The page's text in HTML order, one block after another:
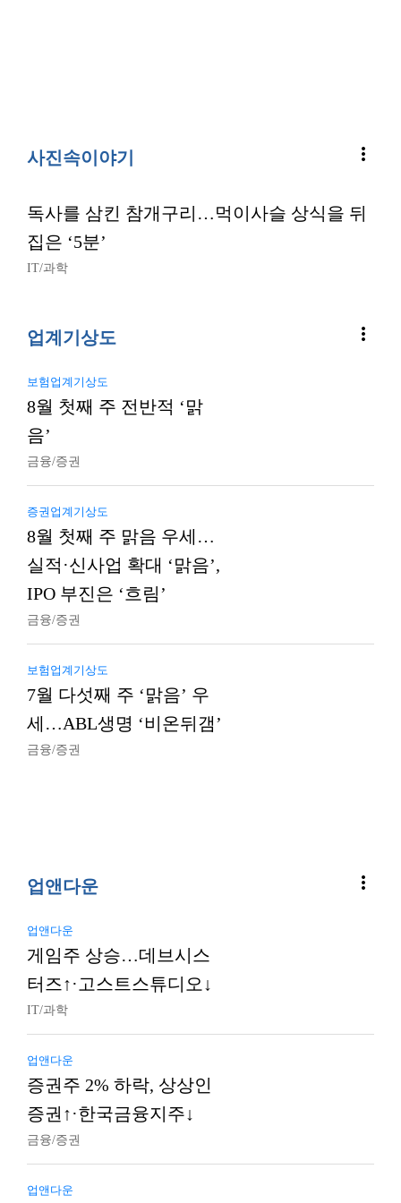
사진속이야기 more_vert
독사를 삼킨 참개구리…먹이사슬 상식을 뒤
집은 ‘5분’
IT/과학
업계기상도 more_vert
보험업계기상도
8월 첫째 주 전반적 ‘맑
음’
금융/증권
증권업계기상도
8월 첫째 주 맑음 우세…
실적·신사업 확대 ‘맑음’,
IPO 부진은 ‘흐림’
금융/증권
보험업계기상도
7월 다섯째 주 ‘맑음’ 우
세…ABL생명 ‘비온뒤갬’
금융/증권
업앤다운 more_vert
업앤다운
게임주 상승…데브시스
터즈↑·고스트스튜디오↓
IT/과학
업앤다운
증권주 2% 하락, 상상인
증권↑·한국금융지주↓
금융/증권
업앤다운